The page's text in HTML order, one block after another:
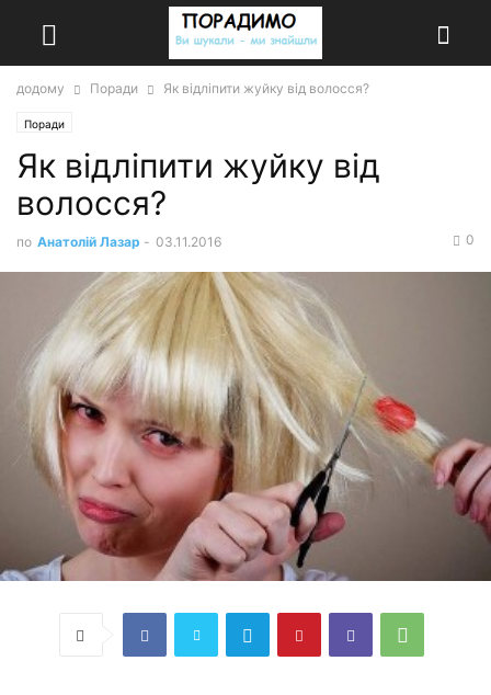
додому Поради Як відліпити жуйку від волосся?
Поради
Як відліпити жуйку від
волосся?
по Анатолій Лазар - 03.11.2016 0